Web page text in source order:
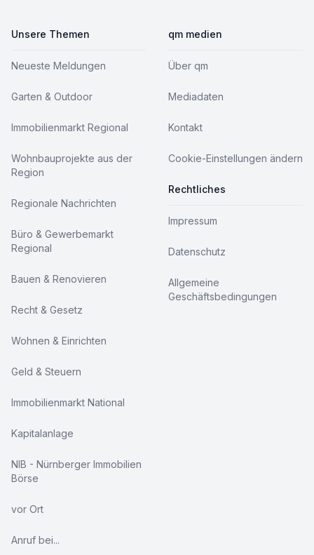
Unsere Themen
Neueste Meldungen
Garten & Outdoor
Immobilienmarkt Regional
Wohnbauprojekte aus der
Region
Regionale Nachrichten
Büro & Gewerbemarkt
Regional
Bauen & Renovieren
Recht & Gesetz
Wohnen & Einrichten
Geld & Steuern
Immobilienmarkt National
Kapitalanlage
NIB - Nürnberger Immobilien
Börse
vor Ort
Anruf bei...
qm medien
Über qm
Mediadaten
Kontakt
Cookie-Einstellungen ändern
Rechtliches
Impressum
Datenschutz
Allgemeine
Geschäftsbedingungen